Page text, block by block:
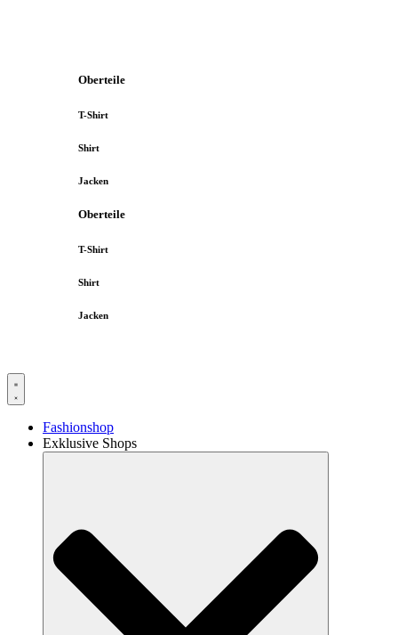
Oberteile
T-Shirt
Shirt
Jacken
Oberteile
T-Shirt
Shirt
Jacken
Fashionshop
Exklusive Shops